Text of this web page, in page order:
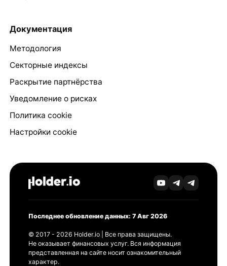
Документация
Методология
Секторные индексы
Раскрытие партнёрства
Уведомление о рисках
Политика cookie
Настройки cookie
Последнее обновление данных: 7 Авг 2026
© 2017 - 2026 Holder.io | Все права защищены.
Не оказывает финансовых услуг. Вся информация
представленная на сайте носит ознакомительный
характер.